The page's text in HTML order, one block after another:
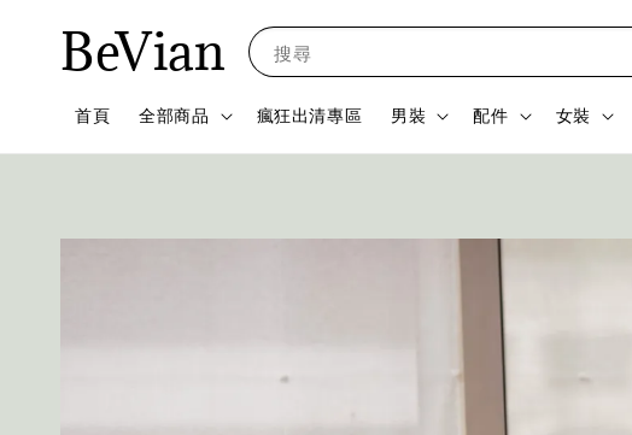
BeVian 搜尋
首頁 全部商品 瘋狂出清專區 男裝 配件 女裝